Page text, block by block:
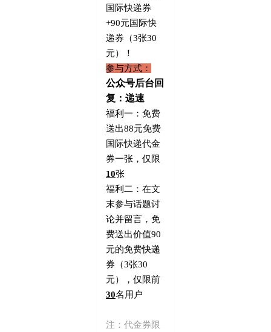
国际快递券
+90元国际快
递券（3张30
元）！
参与方式：
公众号后台回
复：递速
福利一：免费
送出88元免费
国际快递代金
券一张，仅限
10张
福利二：在文
末参与话题讨
论并留言，免
费送出价值90
元的免费快递
券（3张30
元），仅限前
30名用户
注：代金券限